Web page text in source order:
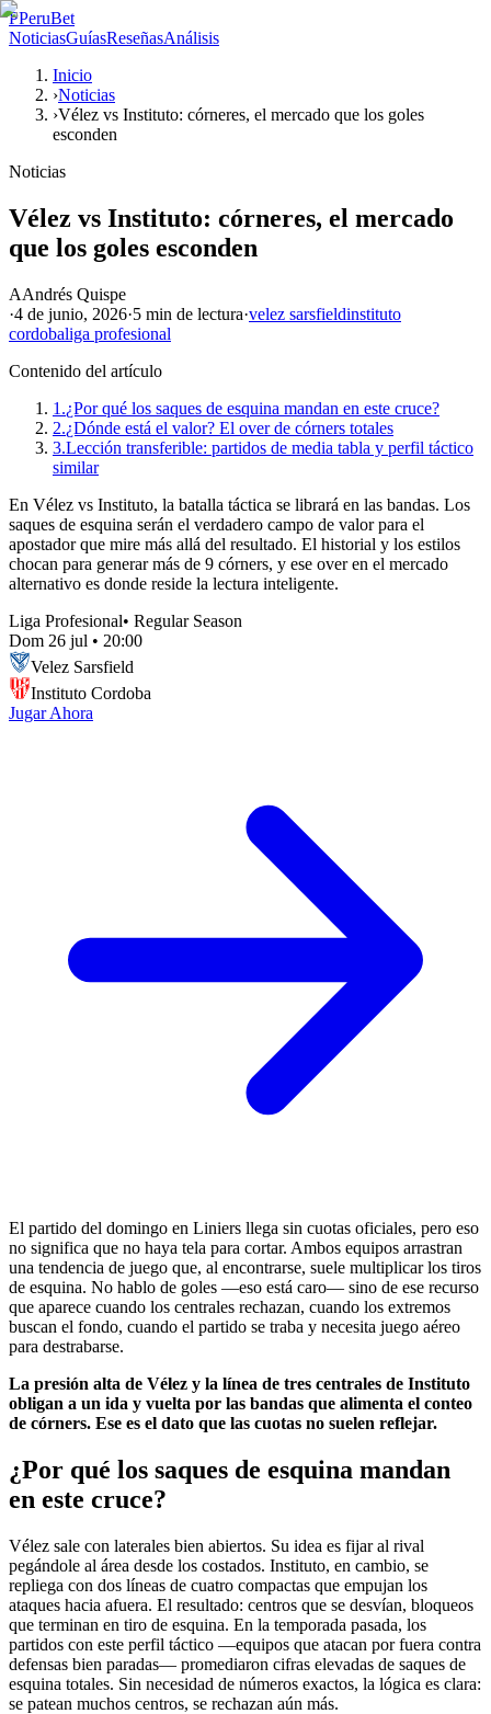
PPeruBet
NoticiasGuíasReseñasAnálisis
Inicio
›Noticias
›Vélez vs Instituto: córneres, el mercado que los goles
esconden
Noticias
Vélez vs Instituto: córneres, el mercado
que los goles esconden
AAndrés Quispe
·4 de junio, 2026·5 min de lectura·velez sarsfieldinstituto
cordobaliga profesional
Contenido del artículo
1.¿Por qué los saques de esquina mandan en este cruce?
2.¿Dónde está el valor? El over de córners totales
3.Lección transferible: partidos de media tabla y perfil táctico
similar
En Vélez vs Instituto, la batalla táctica se librará en las bandas. Los
saques de esquina serán el verdadero campo de valor para el
apostador que mire más allá del resultado. El historial y los estilos
chocan para generar más de 9 córners, y ese over en el mercado
alternativo es donde reside la lectura inteligente.
Liga Profesional• Regular Season
Dom 26 jul • 20:00
Velez Sarsfield
Instituto Cordoba
Jugar Ahora
El partido del domingo en Liniers llega sin cuotas oficiales, pero eso
no significa que no haya tela para cortar. Ambos equipos arrastran
una tendencia de juego que, al encontrarse, suele multiplicar los tiros
de esquina. No hablo de goles —eso está caro— sino de ese recurso
que aparece cuando los centrales rechazan, cuando los extremos
buscan el fondo, cuando el partido se traba y necesita juego aéreo
para destrabarse.
La presión alta de Vélez y la línea de tres centrales de Instituto
obligan a un ida y vuelta por las bandas que alimenta el conteo
de córners. Ese es el dato que las cuotas no suelen reflejar.
¿Por qué los saques de esquina mandan
en este cruce?
Vélez sale con laterales bien abiertos. Su idea es fijar al rival
pegándole al área desde los costados. Instituto, en cambio, se
repliega con dos líneas de cuatro compactas que empujan los
ataques hacia afuera. El resultado: centros que se desvían, bloqueos
que terminan en tiro de esquina. En la temporada pasada, los
partidos con este perfil táctico —equipos que atacan por fuera contra
defensas bien paradas— promediaron cifras elevadas de saques de
esquina totales. Sin necesidad de números exactos, la lógica es clara:
se patean muchos centros, se rechazan aún más.